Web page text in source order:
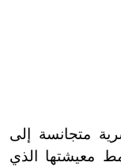
متجانسة إلى
معيشتها الذي